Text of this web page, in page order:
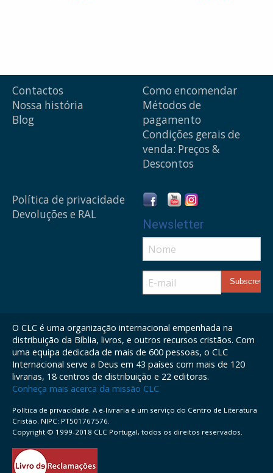
Contactos
Nossa história
Blog
Como encomendar
Métodos de
pagamento
Condições gerais de
venda: Preços &
Descontos
Política de privacidade
Devoluções e RAL
Newsletter
O CLC é uma organização internacional empenhada na
distribuição da Bíblia, livros, e outros recursos cristãos. Com
uma equipa dedicada de mais de 600 pessoas, o CLC
Internacional serve a Deus em 43 países com mais de 120
livrarias, 18 centros de distribuição e 22 editoras.
Conheça mais acerca da missão CLC
Política de privacidade. A e-livraria é um serviço do Centro de Literatura
Cristão. NIPC: PT501767576.
Copyright © 1999-2018 CLC Portugal, todos os direitos reservados.